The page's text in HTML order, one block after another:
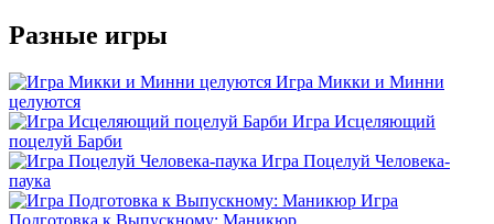
Разные игры
Игра Микки и Минни
целуются
Игра Исцеляющий
поцелуй Барби
Игра Поцелуй Человека-
паука
Игра